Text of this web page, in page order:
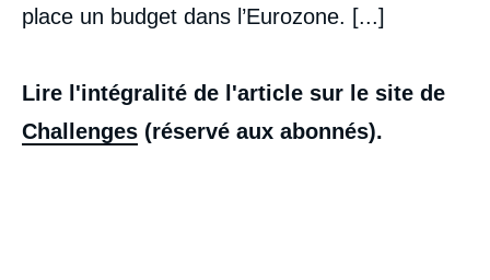
place un budget dans l’Eurozone. [...]
Lire l'intégralité de l'article sur le site de
Challenges (réservé aux abonnés).